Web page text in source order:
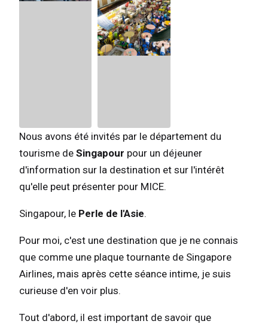
Nous avons été invités par le département du
tourisme de Singapour pour un déjeuner
d'information sur la destination et sur l'intérêt
qu'elle peut présenter pour MICE.
Singapour, le Perle de l'Asie.
Pour moi, c'est une destination que je ne connais
que comme une plaque tournante de Singapore
Airlines, mais après cette séance intime, je suis
curieuse d'en voir plus.
Tout d'abord, il est important de savoir que